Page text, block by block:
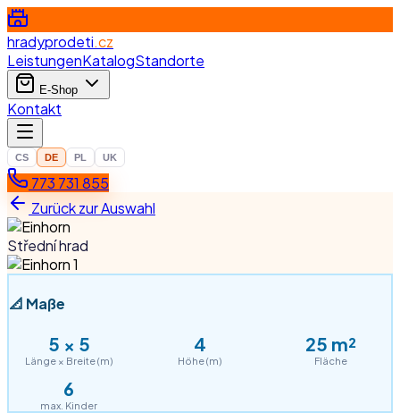
hradyprodeti.cz
LeistungenKatalogStandorte
E-Shop
Kontakt
CS DE PL UK
773 731 855
Zurück zur Auswahl
Střední hrad
📐 Maße
5 × 5
Länge × Breite (m)
4
Höhe (m)
25 m²
Fläche
6
max. Kinder